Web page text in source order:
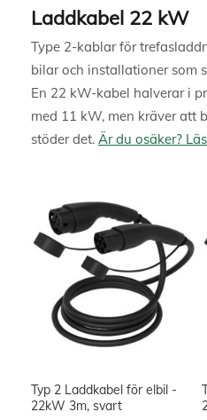
Laddkabel 22 kW
Type 2-kablar för
bilar och installationer som
En 22 kW-kabel halverar i
med 11 kW, men kräver att
stöder det. Är du osäker?
Typ 2 Laddkabel för elbil -
22kW 3m, svart